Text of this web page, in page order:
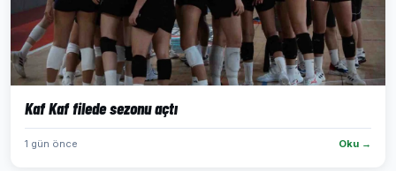
Kaf Kaf filede sezonu açtı
1 gün önce Oku →